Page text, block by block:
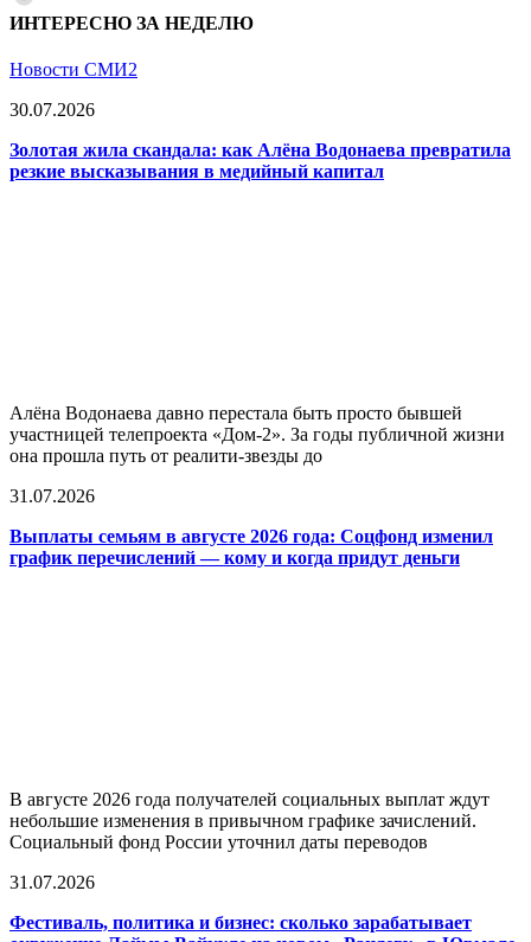
ИНТЕРЕСНО ЗА НЕДЕЛЮ
Новости СМИ2
30.07.2026
Золотая жила скандала: как Алёна Водонаева превратила
резкие высказывания в медийный капитал
Алёна Водонаева давно перестала быть просто бывшей
участницей телепроекта «Дом-2». За годы публичной жизни
она прошла путь от реалити-звезды до
31.07.2026
Выплаты семьям в августе 2026 года: Соцфонд изменил
график перечислений — кому и когда придут деньги
В августе 2026 года получателей социальных выплат ждут
небольшие изменения в привычном графике зачислений.
Социальный фонд России уточнил даты переводов
31.07.2026
Фестиваль, политика и бизнес: сколько зарабатывает